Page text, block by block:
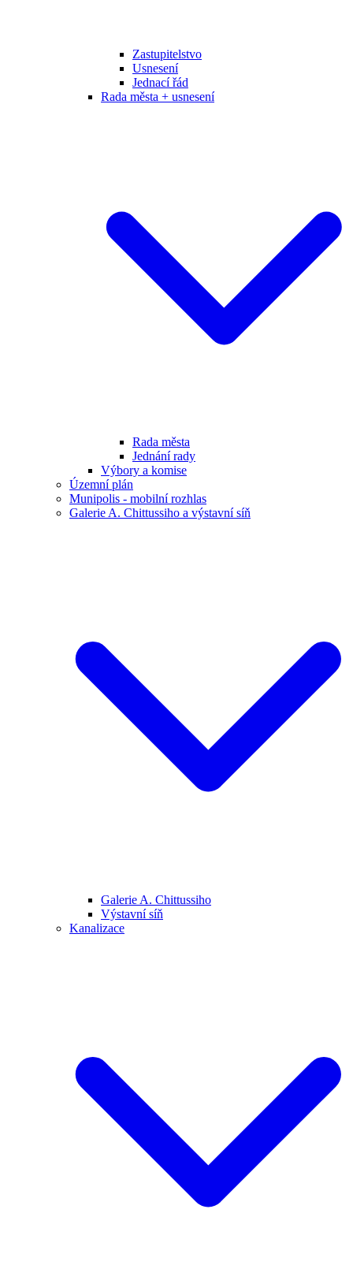
Zastupitelstvo
Usnesení
Jednací řád
Rada města + usnesení
Rada města
Jednání rady
Výbory a komise
Územní plán
Munipolis - mobilní rozhlas
Galerie A. Chittussiho a výstavní síň
Galerie A. Chittussiho
Výstavní síň
Kanalizace